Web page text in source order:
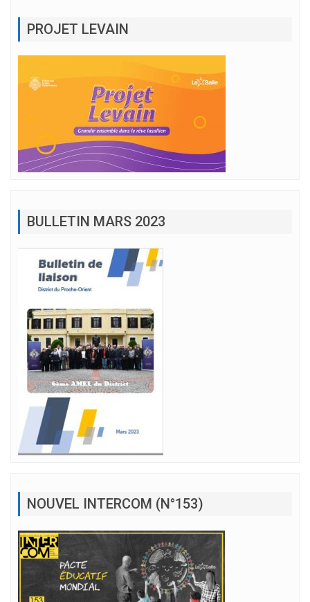
PROJET LEVAIN
BULLETIN MARS 2023
NOUVEL INTERCOM (N°153)